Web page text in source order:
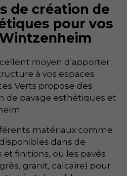
de création de
pour vos
moyen d'apporter
à vos espaces
Verts propose des
de pavage esthétiques et
matériaux comme
dans de
finitions, ou les pavés
granit, calcaire) pour